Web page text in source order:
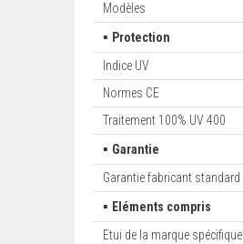
Modèles
▪ Protection
Indice UV
Normes CE
Traitement 100% UV 400
▪ Garantie
Garantie fabricant standard
▪ Eléments compris
Etui de la marque spécifique